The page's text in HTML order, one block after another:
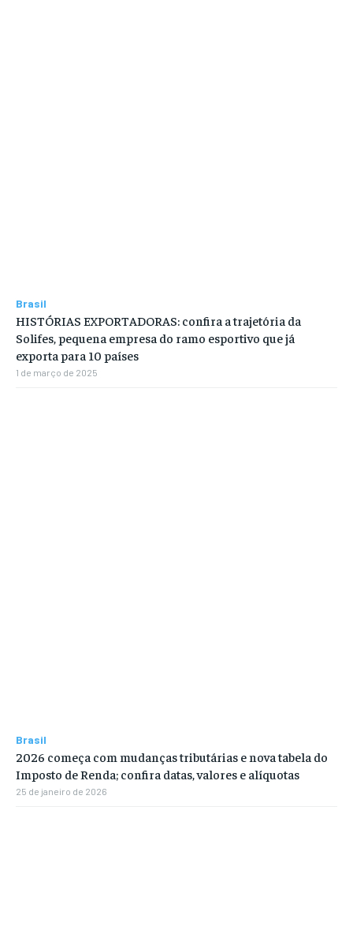
Brasil
HISTÓRIAS EXPORTADORAS: confira a trajetória da
Solifes, pequena empresa do ramo esportivo que já
exporta para 10 países
1 de março de 2025
Brasil
2026 começa com mudanças tributárias e nova tabela do
Imposto de Renda; confira datas, valores e alíquotas
25 de janeiro de 2026